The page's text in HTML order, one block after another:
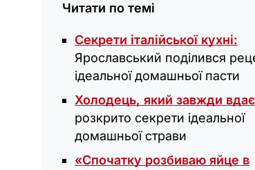
Читати по темі
Секрети італійської кухні:
Ярославський поділився
ідеальної домашньої пасти
Холодець, який завжди
розкрито секрети ідеальної
домашньої страви
«Спочатку розбиваю яйце в